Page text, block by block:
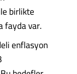
birlikte
fayda var.
enflasyon